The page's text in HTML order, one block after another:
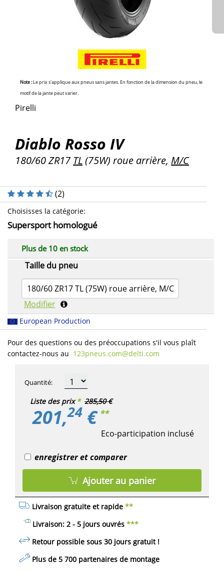
Note :Le prix s'applique aux pneus sans jantes. En fonction de la dimension du pneu, le
motif de la jante peut varier.
Pirelli
Diablo Rosso IV
180/60 ZR17 TL(75W) roue arrière, M/C
Choisisses la catégorie:
Supersport homologué
Taille du pneu
180/60 ZR17 TL (75W) roue arrière, M/C
Modifier
Plus de 10 en stock
(2)
European Production
Pour des questions ou des préoccupations s'il vous plaît
contactez-nous au 123pneus.com​@delti.com
Liste des prix * 285,50 €
201,24 € **
Eco-participation inclusé
Livraison gratuite et rapide **
Livraison: 2 - 5 jours ouvrés ***
Retour possible sous 30 jours gratuit!
Plus de 5 700 partenaires de montage
Quantité:
enregistrer et comparer
Ajouter au panier